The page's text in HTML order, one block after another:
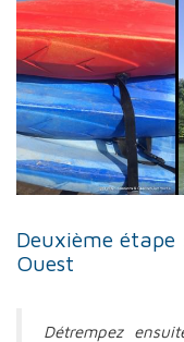
Deuxième étape
Ouest
Détrempez